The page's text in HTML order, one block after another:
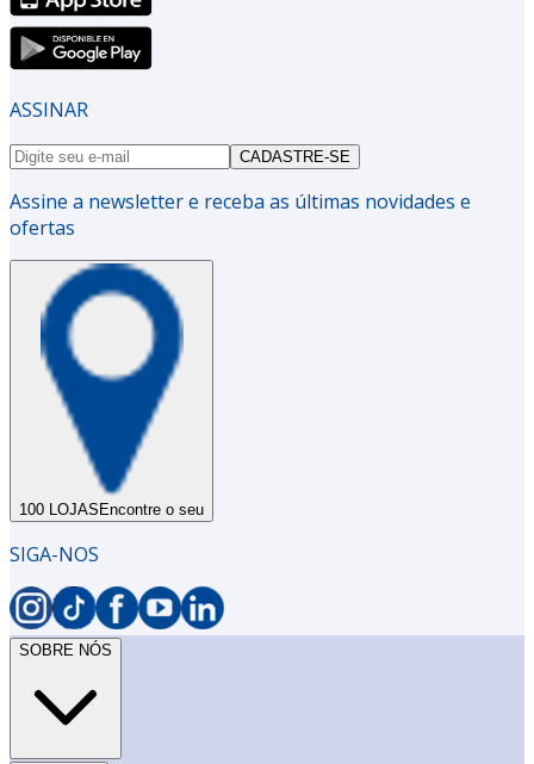
ASSINAR
CADASTRE-SE
Assine a newsletter e receba as últimas novidades e
ofertas
100 LOJAS Encontre o seu
SIGA-NOS
SOBRE NÓS